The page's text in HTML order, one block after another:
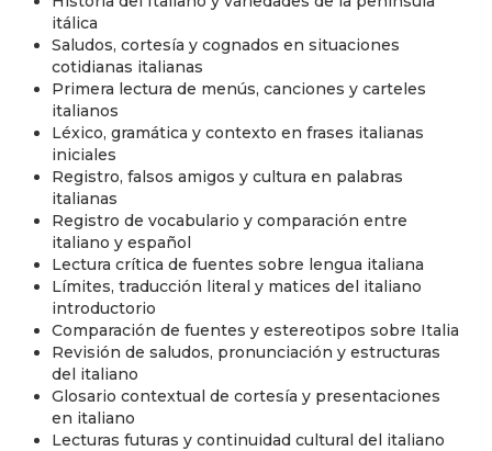
itálica
Saludos, cortesía y cognados en situaciones
cotidianas italianas
Primera lectura de menús, canciones y carteles
italianos
Léxico, gramática y contexto en frases italianas
iniciales
Registro, falsos amigos y cultura en palabras
italianas
Registro de vocabulario y comparación entre
italiano y español
Lectura crítica de fuentes sobre lengua italiana
Límites, traducción literal y matices del italiano
introductorio
Comparación de fuentes y estereotipos sobre Italia
Revisión de saludos, pronunciación y estructuras
del italiano
Glosario contextual de cortesía y presentaciones
en italiano
Lecturas futuras y continuidad cultural del italiano